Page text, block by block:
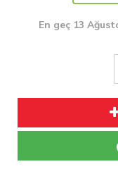
En geç 13